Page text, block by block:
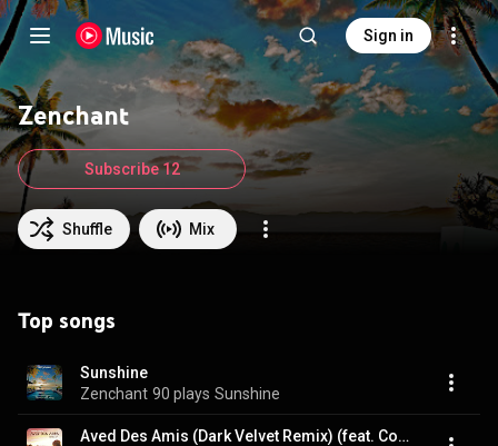
Sign in
Zenchant
Shuffle Mix
Subscribe 12
Top songs
Sunshine
Zenchant 90 plays Sunshine
Aved Des Amis (Dark Velvet Remix) (feat. Concow)